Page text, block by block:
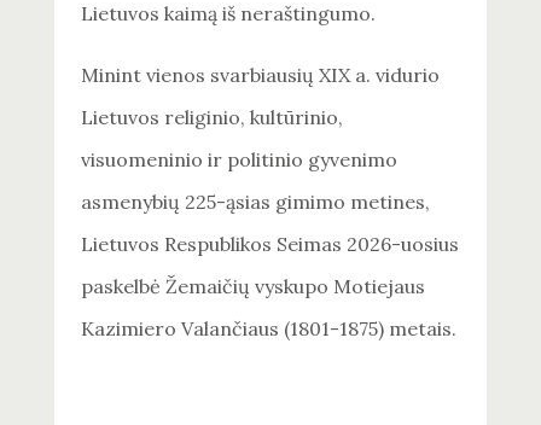
Lietuvos kaimą iš neraštingumo.
Minint vienos svarbiausių XIX a. vidurio
Lietuvos religinio, kultūrinio,
visuomeninio ir politinio gyvenimo
asmenybių 225-ąsias gimimo metines,
Lietuvos Respublikos Seimas 2026-uosius
paskelbė Žemaičių vyskupo Motiejaus
Kazimiero Valančiaus (1801-1875) metais.